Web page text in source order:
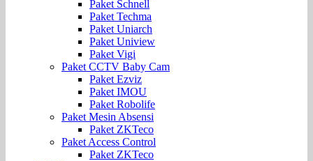
Paket Schnell
Paket Techma
Paket Uniarch
Paket Uniview
Paket Vigi
Paket CCTV Baby Cam
Paket Ezviz
Paket IMOU
Paket Robolife
Paket Mesin Absensi
Paket ZKTeco
Paket Access Control
Paket ZKTeco